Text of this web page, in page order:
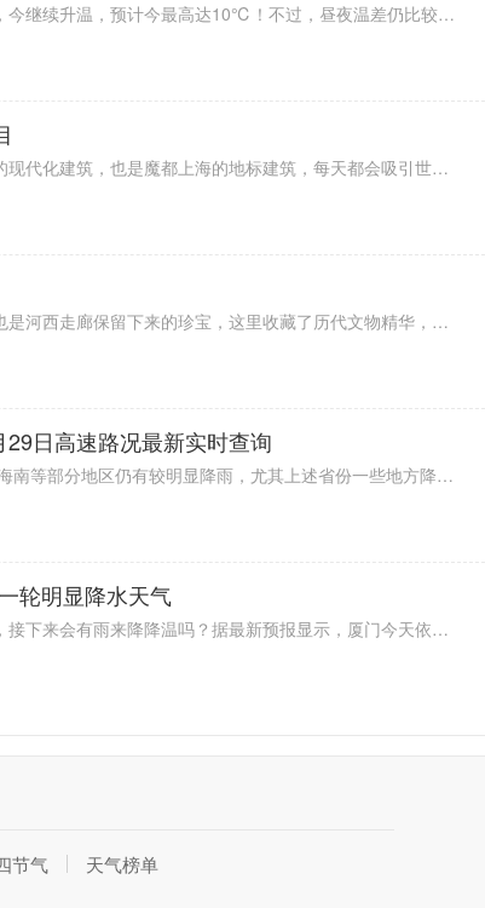
据最新预报显示，北京已经进入升温状态，今继续升温，预计今最高达10℃！不过，昼夜温差仍比较大，注意保暖，谨防感冒。从未来天气来看，未来一周北京在晴和多云之间转换，最高气温在11℃左右，白天是比较暖和。不过，天气比较干燥，大家要注意补水和防火。
上海东方明珠塔是一个充满了艺术审美观的现代化建筑，也是魔都上海的地标建筑，每天都会吸引世界各地的观光游客前往电视台内部游玩，这里不同的楼层配备了丰富多彩的娱乐休闲美食等场馆。
敦煌莫高窟位于西北地区的酒泉市境内，也是河西走廊保留下来的珍宝，这里收藏了历代文物精华，成为闻名中外的宝库，文化研究价值极高，成为非常热门的旅游名胜古迹。
日高速路况最新实时查询
据2022全国交通天气最新预报：今两广和海南等部分地区仍有较明显降雨，尤其上述省份一些地方降雨量可达大暴雨级别，出行注意安全。雷暴方面，浙江、广东、广西等局地有雷暴出没，注意防范。能见度情况，河北、辽宁、山东以及江苏等部分地区有雾，行车小心。具体情况一起来看看下面的9月29日高速路况最新实时查询。
轮明显降水天气
连续不断的高温占据最近厦门天气的主场，接下来会有雨来降降温吗？据最新预报显示，厦门今天依旧炎热。不过，雨有消息了。预计明天起厦门开始下雨，一直到周六，未来几天雨水都会光顾。受降水影响，气温终于是要降下来一点了，预计最高气温将回落至30℃。
节气 天气榜单